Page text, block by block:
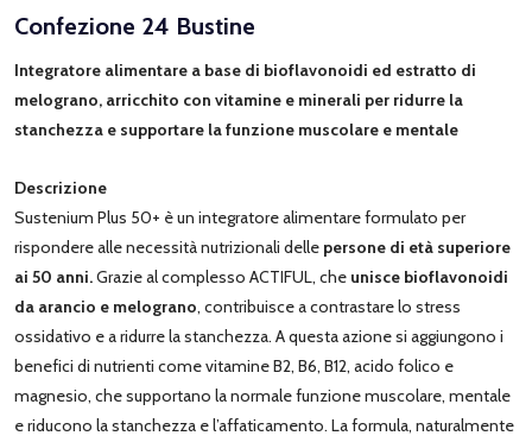
Confezione 24 Bustine
Integratore alimentare a base di bioflavonoidi ed estratto di
melograno, arricchito con vitamine e minerali per ridurre la
stanchezza e supportare la funzione muscolare e mentale
Descrizione
Sustenium Plus 50+ è un integratore alimentare formulato per
rispondere alle necessità nutrizionali delle persone di età superiore
ai 50 anni.Grazie al complesso ACTIFUL, che unisce bioflavonoidi
da arancio e melograno, contribuisce a contrastare lo stress
ossidativo e a ridurre la stanchezza. A questa azione si aggiungono i
benefici di nutrienti come vitamine B2, B6, B12, acido folico e
magnesio, che supportano la normale funzione muscolare, mentale
e riducono la stanchezza e l’affaticamento. La formula, naturalmente